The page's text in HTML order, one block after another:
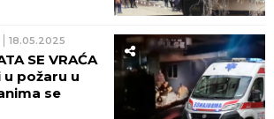
18.05.2025
SE VRAĆA
u požaru u
se